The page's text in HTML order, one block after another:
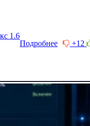
1.6
+12
Подробнее